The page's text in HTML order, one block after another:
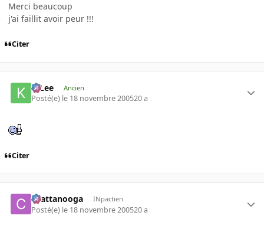
Merci beaucoup
j'ai faillit avoir peur !!!
Citer
K-Lee Ancien
Posté(e) le 18 novembre 200520 a
Citer
chattanooga INpactien
Posté(e) le 18 novembre 200520 a